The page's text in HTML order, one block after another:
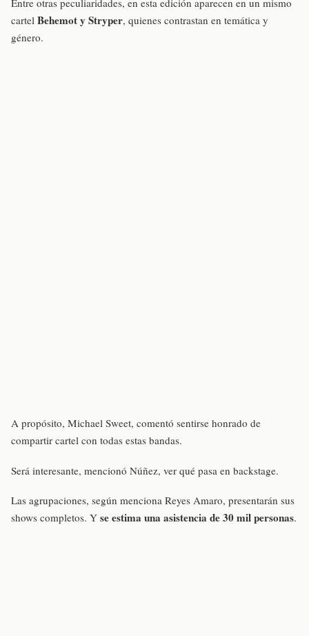
cartel Behemot y Stryper, quienes contrastan en temática y
género.
A propósito, Michael Sweet, comentó sentirse honrado de
compartir cartel con todas estas bandas.
Será interesante, mencionó Núñez, ver qué pasa en backstage.
Las agrupaciones, según menciona Reyes Amaro, presentarán sus
shows completos. Y se estima una asistencia de 30 mil personas.